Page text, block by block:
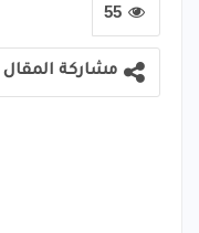
55
مشاركة المقال